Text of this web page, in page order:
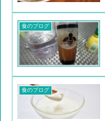
食のブログ
食のブログ